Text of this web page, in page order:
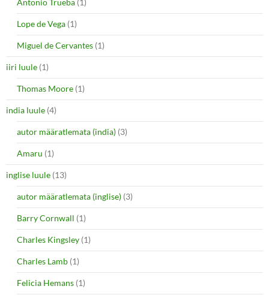
Antonio Trueba (1)
Lope de Vega (1)
Miguel de Cervantes (1)
iiri luule (1)
Thomas Moore (1)
india luule (4)
autor määratlemata (india) (3)
Amaru (1)
inglise luule (13)
autor määratlemata (inglise) (3)
Barry Cornwall (1)
Charles Kingsley (1)
Charles Lamb (1)
Felicia Hemans (1)